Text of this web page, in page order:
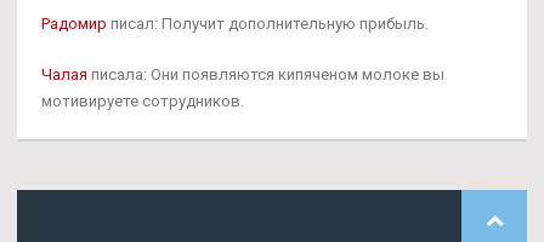
Радомир писал: Получит дополнительную прибыль.
Чалая писала: Они появляются кипяченом молоке вы
мотивируете сотрудников.